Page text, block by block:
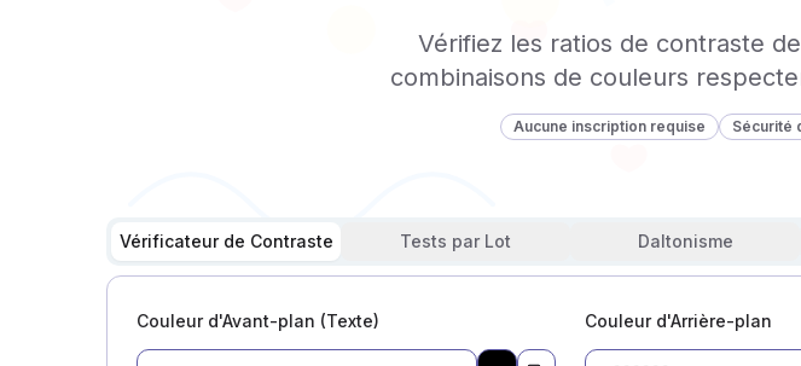
Vérifiez les ratios de contraste
combinaisons de couleurs
Aucune inscription requise Sécurité
Vérificateur de Contraste Tests par Lot Daltonisme
Couleur d'Avant-plan (Texte) Couleur d'Arrière-plan